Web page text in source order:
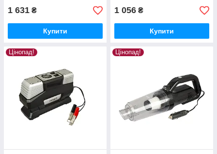
1 631 ₴
Купити
1 056 ₴
Купити
Цінопад! Цінопад!